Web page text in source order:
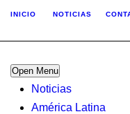
INICIO NOTICIAS
Open Menu
Noticias
América Latina